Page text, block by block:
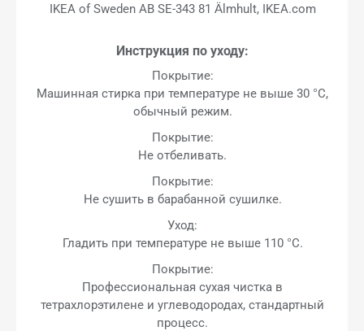
IKEA of Sweden AB SE-343 81 Älmhult, IKEA.com
Инструкция по уходу:
Покрытие:
Машинная стирка при температуре не выше 30 °C,
обычный режим.
Покрытие:
Не отбеливать.
Покрытие:
Не сушить в барабанной сушилке.
Уход:
Гладить при температуре не выше 110 °C.
Покрытие:
Профессиональная сухая чистка в
тетрахлорэтилене и углеводородах, стандартный
процесс.